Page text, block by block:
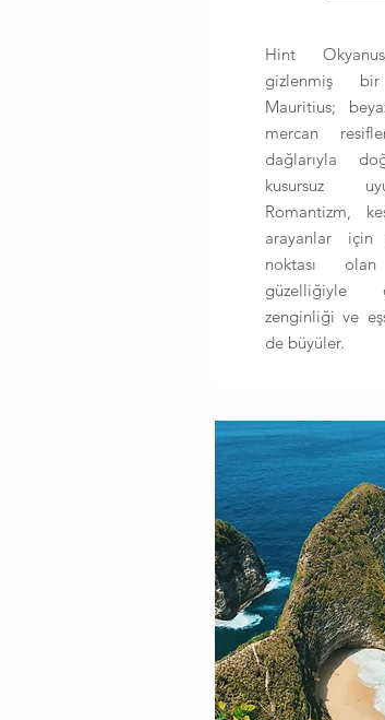
Hint
gizlenmiş
Mauritius;
mercan
dağlarıyla
kusursuz
Romantizm,
arayanlar
noktası
güzelliğiyle
zenginliği ve
de büyüler.